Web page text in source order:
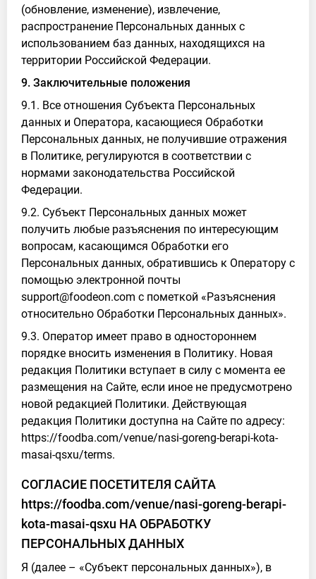
(обновление, изменение), извлечение,
распространение Персональных данных с
использованием баз данных, находящихся на
территории Российской Федерации.
9. Заключительные положения
9.1. Все отношения Субъекта Персональных
данных и Оператора, касающиеся Обработки
Персональных данных, не получившие отражения
в Политике, регулируются в соответствии с
нормами законодательства Российской
Федерации.
9.2. Субъект Персональных данных может
получить любые разъяснения по интересующим
вопросам, касающимся Обработки его
Персональных данных, обратившись к Оператору с
помощью электронной почты
support@foodeon.com с пометкой «Разъяснения
относительно Обработки Персональных данных».
9.3. Оператор имеет право в одностороннем
порядке вносить изменения в Политику. Новая
редакция Политики вступает в силу с момента ее
размещения на Сайте, если иное не предусмотрено
новой редакцией Политики. Действующая
редакция Политики доступна на Сайте по адресу:
https://foodba.com/venue/nasi-goreng-berapi-kota-
masai-qsxu/terms.
СОГЛАСИЕ ПОСЕТИТЕЛЯ САЙТА
https://foodba.com/venue/nasi-goreng-berapi-
kota-masai-qsxu НА ОБРАБОТКУ
ПЕРСОНАЛЬНЫХ ДАННЫХ
Я (далее – «Субъект персональных данных»), в